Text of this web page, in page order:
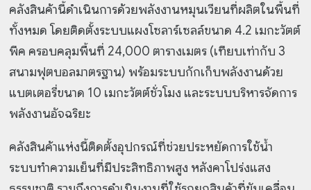
คลังสินค้านี้ดำเนินการด้วยพลังงานหมุนเวียนที่ผลิตในพื้นที่
ทั้งหมด โดยติดตั้งระบบแผงโซลาร์เซลล์ขนาด 4.2 เมกะวัตต์
พีค ครอบคลุมพื้นที่ 24,000 ตารางเมตร (เทียบเท่ากับ 3
สนามฟุตบอลมาตรฐาน) พร้อมระบบกักเก็บพลังงานด้วย
แบตเตอรี่ขนาด 10 เมกะวัตต์ชั่วโมง และระบบบริหารจัดการ
พลังงานอัจฉริยะ
คลังสินค้าแห่งนี้ติดตั้งอุปกรณ์ที่ช่วยประหยัดการใช้น้ำ
ระบบทำความเย็นที่มีประสิทธิภาพสูง หลังคาโปร่งแสง